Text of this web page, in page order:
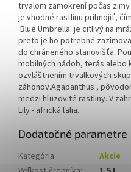
trvalom zamokrení počas
je vhodné rastlinu prihnojiť,
'Blue Umbrella' je citlivý na
preto je ho potrebné
do chráneného stanovišťa.
mobilných nádob, terás alebo
ozvláštnením trvalkových
záhonov.Agapanthus ,
medzi hľuzovité rastliny. V
Lily - africká ľalia.
Dodatočné parametre
Kategória:
Akcie